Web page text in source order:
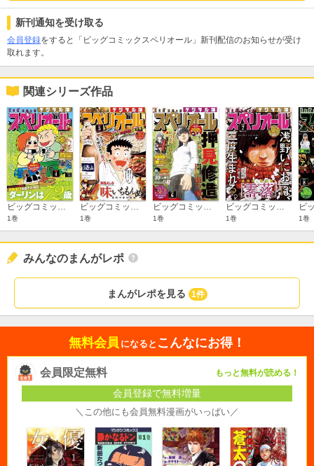
新刊通知を受け取る
会員登録をすると「ビッグコミックスペリオール」新刊配信のお知らせが受け
取れます。
関連シリーズ作品
ビッグコミックスペリオール 2017年4号
1巻
ビッグコミックスペリオール 2017年5号
1巻
ビッグコミックスペリオール 2017年6号
1巻
ビッグコミックスペリオール 2017年7号
1巻 1巻
みんなのまんがレポ
まんがレポを見る 1件
無料会員 になると こんなにお得！
会員限定無料 もっと無料が読める！
会員登録で無料増量
＼この他にも会員無料漫画がいっぱい／